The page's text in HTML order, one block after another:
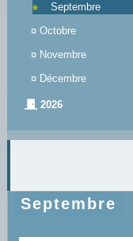
Septembre
¤ Octobre
¤ Novembre
¤ Décembre
2026
Septembre